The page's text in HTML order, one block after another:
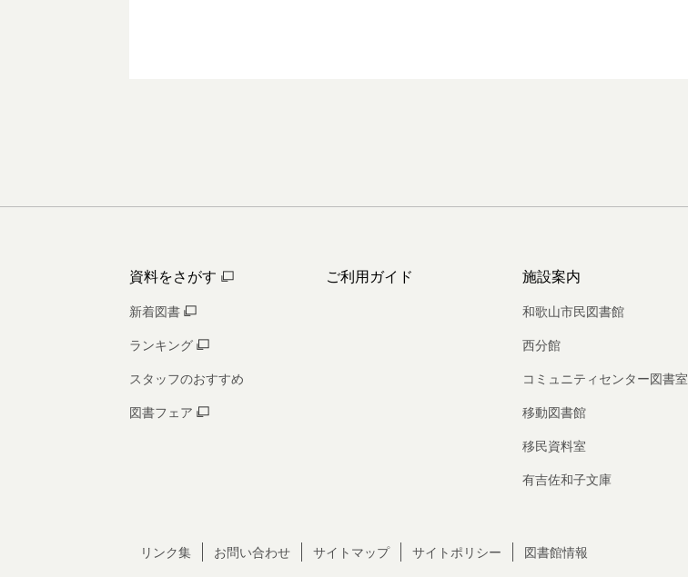
資料をさがす
新着図書
ランキング
スタッフのおすすめ
図書フェア
ご利用ガイド 施設案内
和歌山市民図書館
西分館
コミュニティセンター図書室
移動図書館
移民資料室
有吉佐和子文庫
リンク集 お問い合わせ サイトマップ サイトポリシー 図書館情報